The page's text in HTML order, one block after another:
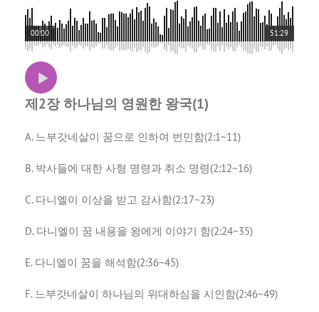
51:29
00:00
제2장 하나님의 영원한 왕국(1)
A. 느부갓네살이 꿈으로 인하여 번민함(2:1~11)
B. 박사들에 대한 사형 명령과 취소 명령(2:12~16)
C. 다니엘이 이상을 받고 감사함(2:17~23)
D. 다니엘이 꿈 내용을 왕에게 이야기 함(2:24~35)
E. 다니엘이 꿈을 해석함(2:36~45)
F. 느부갓네살이 하나님의 위대하심을 시인함(2:46~49)